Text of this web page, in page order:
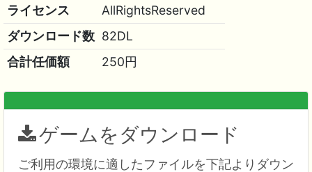
ライセンス
AllRightsReserved
ダウンロード数 82DL
合計任価額
250円
ゲームをダウンロード
ご利用の環境に適したファイルを下記よりダウン